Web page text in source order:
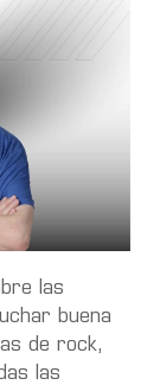
las
buena
de rock,
las